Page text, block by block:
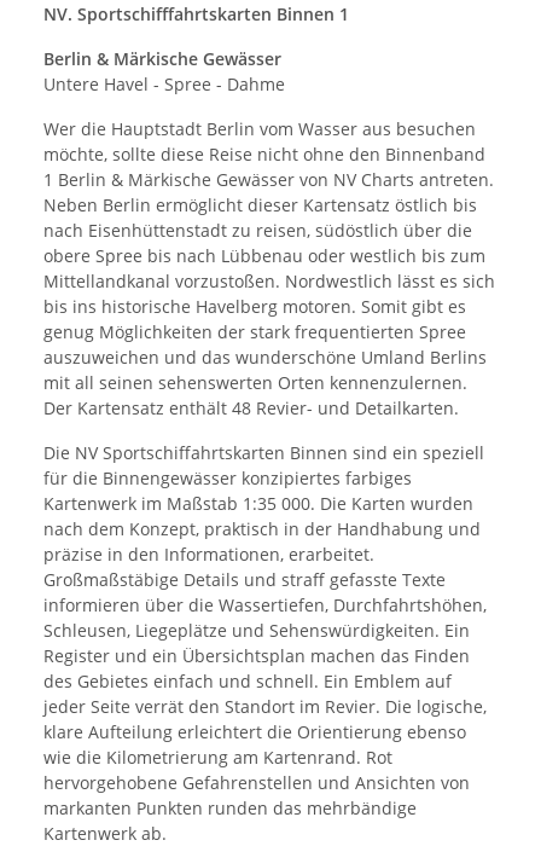
NV. Sportschifffahrtskarten Binnen 1
Berlin & Märkische Gewässer
Untere Havel - Spree - Dahme
Wer die Hauptstadt Berlin vom Wasser aus besuchen
möchte, sollte diese Reise nicht ohne den Binnenband
1 Berlin & Märkische Gewässer von NV Charts antreten.
Neben Berlin ermöglicht dieser Kartensatz östlich bis
nach Eisenhüttenstadt zu reisen, südöstlich über die
obere Spree bis nach Lübbenau oder westlich bis zum
Mittellandkanal vorzustoßen. Nordwestlich lässt es sich
bis ins historische Havelberg motoren. Somit gibt es
genug Möglichkeiten der stark frequentierten Spree
auszuweichen und das wunderschöne Umland Berlins
mit all seinen sehenswerten Orten kennenzulernen.
Der Kartensatz enthält 48 Revier- und Detailkarten.
Die NV Sportschiffahrtskarten Binnen sind ein speziell
für die Binnengewässer konzipiertes farbiges
Kartenwerk im Maßstab 1:35 000. Die Karten wurden
nach dem Konzept, praktisch in der Handhabung und
präzise in den Informationen, erarbeitet.
Großmaßstäbige Details und straff gefasste Texte
informieren über die Wassertiefen, Durchfahrtshöhen,
Schleusen, Liegeplätze und Sehenswürdigkeiten. Ein
Register und ein Übersichtsplan machen das Finden
des Gebietes einfach und schnell. Ein Emblem auf
jeder Seite verrät den Standort im Revier. Die logische,
klare Aufteilung erleichtert die Orientierung ebenso
wie die Kilometrierung am Kartenrand. Rot
hervorgehobene Gefahrenstellen und Ansichten von
markanten Punkten runden das mehrbändige
Kartenwerk ab.